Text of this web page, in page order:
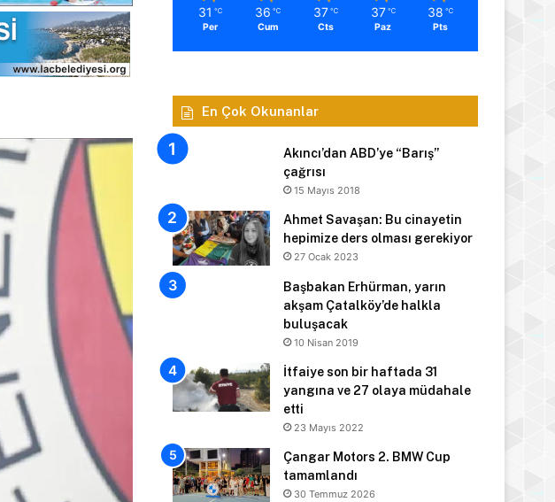
31 ℃
Per
36 ℃
Cum
37 ℃
Cts
37 ℃
Paz
38 ℃
Pts
En Çok Okunanlar
Akıncı’dan ABD’ye “Barış”
çağrısı
15 Mayıs 2018
Ahmet Savaşan: Bu cinayetin
hepimize ders olması gerekiyor
27 Ocak 2023
Başbakan Erhürman, yarın
akşam Çatalköy’de halkla
buluşacak
10 Nisan 2019
İtfaiye son bir haftada 31
yangına ve 27 olaya müdahale
etti
23 Mayıs 2022
Çangar Motors 2. BMW Cup
tamamlandı
30 Temmuz 2026